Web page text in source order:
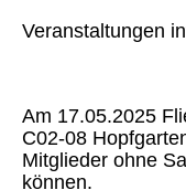
Veranstaltungen
Am 17.05.2025
C02-08
Mitglieder ohne
können.